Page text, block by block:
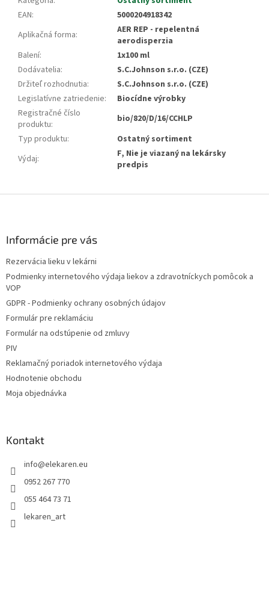
EAN:
5000204918342
Aplikačná forma:
AER REP - repelentná
aerodisperzia
Balení:
1x100 ml
Dodávatelia:
S.C.Johnson s.r.o. (CZE)
Držiteľ rozhodnutia:
S.C.Johnson s.r.o. (CZE)
Legislatívne zatriedenie:
Biocídne výrobky
Registračné číslo
produktu:
bio/820/D/16/CCHLP
Typ produktu:
Ostatný sortiment
Výdaj:
F, Nie je viazaný na lekársky
predpis
Informácie pre vás
Rezervácia lieku v lekárni
Podmienky internetového výdaja liekov a zdravotníckych pomôcok a
VOP
GDPR - Podmienky ochrany osobných údajov
Formulár pre reklamáciu
Formulár na odstúpenie od zmluvy
PIV
Reklamačný poriadok internetového výdaja
Hodnotenie obchodu
Moja objednávka
Kontakt
info@elekaren.eu
0952 267 770
055 464 73 71
lekaren_art